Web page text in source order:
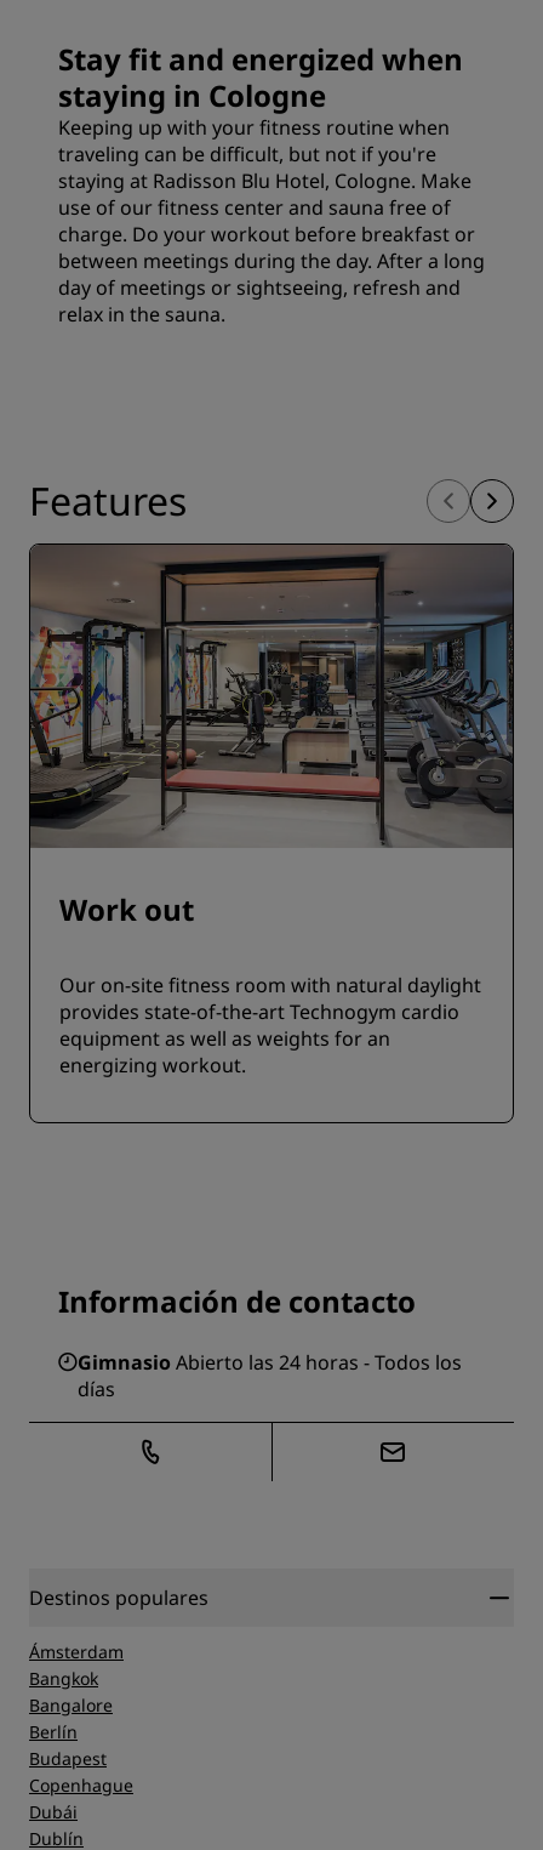
Stay fit and energized when
staying in Cologne
Keeping up with your fitness routine when
traveling can be difficult, but not if you're
staying at Radisson Blu Hotel, Cologne. Make
use of our fitness center and sauna free of
charge. Do your workout before breakfast or
between meetings during the day. After a long
day of meetings or sightseeing, refresh and
relax in the sauna.
Features
Work out
Our on-site fitness room with natural daylight
provides state-of-the-art Technogym cardio
equipment as well as weights for an
energizing workout.
Información de contacto
Gimnasio Abierto las 24 horas - Todos los
días
Destinos populares
Ámsterdam
Bangkok
Bangalore
Berlín
Budapest
Copenhague
Dubái
Dublín